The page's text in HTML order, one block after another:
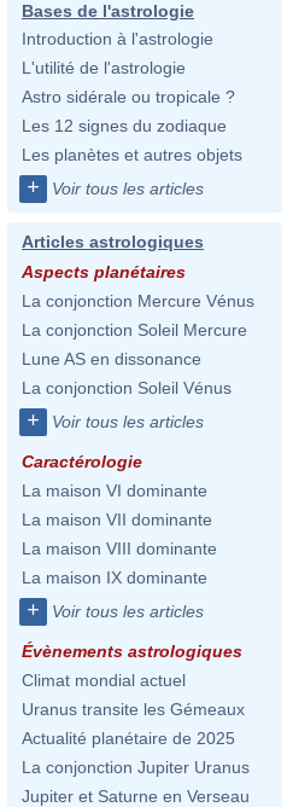
Bases de l'astrologie
Introduction à l'astrologie
L'utilité de l'astrologie
Astro sidérale ou tropicale ?
Les 12 signes du zodiaque
Les planètes et autres objets
+ Voir tous les articles
Articles astrologiques
Aspects planétaires
La conjonction Mercure Vénus
La conjonction Soleil Mercure
Lune AS en dissonance
La conjonction Soleil Vénus
+ Voir tous les articles
Caractérologie
La maison VI dominante
La maison VII dominante
La maison VIII dominante
La maison IX dominante
+ Voir tous les articles
Évènements astrologiques
Climat mondial actuel
Uranus transite les Gémeaux
Actualité planétaire de 2025
La conjonction Jupiter Uranus
Jupiter et Saturne en Verseau